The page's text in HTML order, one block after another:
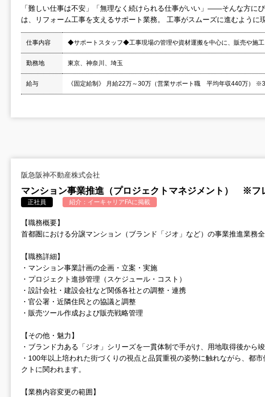
「難しい仕事は不安」「無理なく続けられる仕事がいい」——そんな方に
は、リフォーム工事を支えるサポート業務。 工事がスムーズに進むように
仕事内容 ◆サポートスタッフ◆工事現場の管理や資材運搬を中⼼に、販売や施⼯
勤務地 東京、神奈川、埼玉
給与 《固定給制》 月給22万～30万（営業サポート職 平均年収440万）
阪急阪神不動産株式会社
マンション事業推進（プロジェクトマネジメント） ※フ
正社員 紹介： イーキャリアFAに掲載
【職務概要】
首都圏における分譲マンション（ブランド「ジオ」など）の事業推進業務全
【職務詳細】
・マンション事業計画の企画・立案・実施
・プロジェクト進捗管理（スケジュール・コスト）
・設計会社・建設会社など関係各社との調整・連携
・官公署・近隣住民との協議と調整
・販売ツール作成および販売戦略管理
【その他・魅力】
・ブランド力ある「ジオ」シリーズを一貫体制で手がけ、用地取得後から
・100年以上培われた街づくりの視点と品質重視の姿勢に触れながら、都
クトに関われます。
【業務内容変更の範囲】